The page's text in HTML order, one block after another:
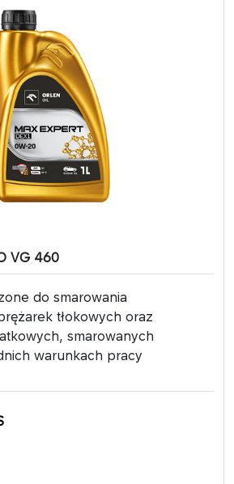
VG 460
do smarowania
tłokowych oraz
smarowanych
warunkach pracy